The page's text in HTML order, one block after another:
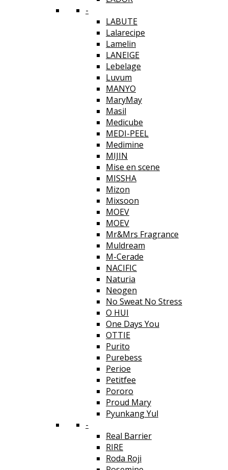
-
LABUTE
Lalarecipe
Lamelin
LANEIGE
Lebelage
Luvum
MANYO
MaryMay
Masil
Medicube
MEDI-PEEL
Medimine
MIJIN
Mise en scene
MISSHA
Mizon
Mixsoon
MOEV
MOEV
Mr&Mrs Fragrance
Muldream
M-Cerade
NACIFIC
Naturia
Neogen
No Sweat No Stress
O HUI
One Days You
OTTIE
Purito
Purebess
Perioe
Petitfee
Pororo
Proud Mary
Pyunkang Yul
-
Real Barrier
RIRE
Roda Roji